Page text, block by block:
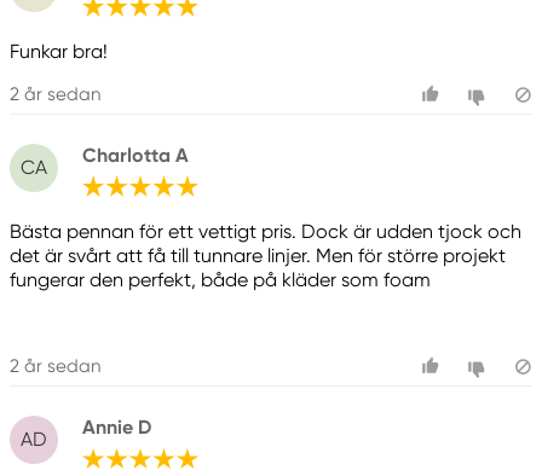
Funkar bra!
2 år sedan
CA
Charlotta A
Bästa pennan för ett vettigt pris. Dock är udden tjock och
det är svårt att få till tunnare linjer. Men för större projekt
fungerar den perfekt, både på kläder som foam
2 år sedan
AD
Annie D